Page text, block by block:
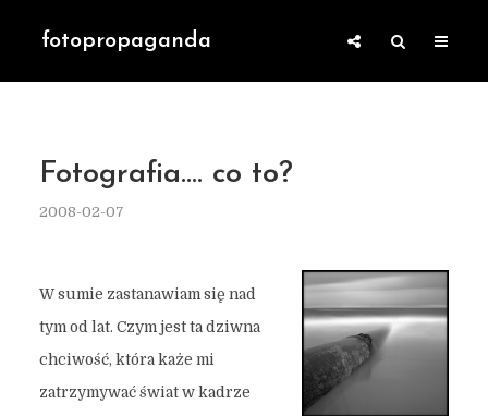
fotopropaganda
Fotografia…. co to?
2008-02-07
W sumie zastanawiam się nad
tym od lat. Czym jest ta dziwna
chciwość, która każe mi
zatrzymywać świat w kadrze